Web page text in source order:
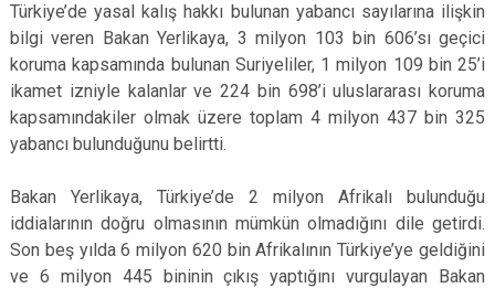
Türkiye’de yasal kalış hakkı bulunan yabancı sayılarına ilişkin
bilgi veren Bakan Yerlikaya, 3 milyon 103 bin 606’sı geçici
koruma kapsamında bulunan Suriyeliler, 1 milyon 109 bin 25’i
ikamet izniyle kalanlar ve 224 bin 698’i uluslararası koruma
kapsamındakiler olmak üzere toplam 4 milyon 437 bin 325
yabancı bulunduğunu belirtti.
Bakan Yerlikaya, Türkiye’de 2 milyon Afrikalı bulunduğu
iddialarının doğru olmasının mümkün olmadığını dile getirdi.
Son beş yılda 6 milyon 620 bin Afrikalının Türkiye’ye geldiğini
ve 6 milyon 445 bininin çıkış yaptığını vurgulayan Bakan